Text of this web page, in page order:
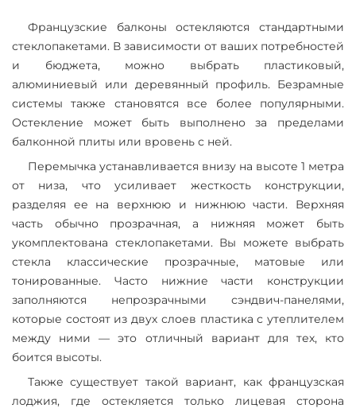
Французские балконы остекляются стандартными
стеклопакетами. В зависимости от ваших потребностей
и бюджета, можно выбрать пластиковый,
алюминиевый или деревянный профиль. Безрамные
системы также становятся все более популярными.
Остекление может быть выполнено за пределами
балконной плиты или вровень с ней.
Перемычка устанавливается внизу на высоте 1 метра
от низа, что усиливает жесткость конструкции,
разделяя ее на верхнюю и нижнюю части. Верхняя
часть обычно прозрачная, а нижняя может быть
укомплектована стеклопакетами. Вы можете выбрать
стекла классические прозрачные, матовые или
тонированные. Часто нижние части конструкции
заполняются непрозрачными сэндвич-панелями,
которые состоят из двух слоев пластика с утеплителем
между ними — это отличный вариант для тех, кто
боится высоты.
Также существует такой вариант, как французская
лоджия, где остекляется только лицевая сторона